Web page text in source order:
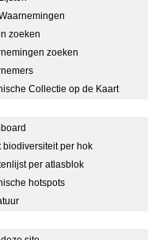
zoeken
zoeken
Collectie op de Kaart
biodiversiteit per hok
per atlasblok
hotspots